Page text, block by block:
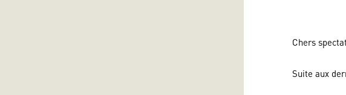
Chers
Suite aux